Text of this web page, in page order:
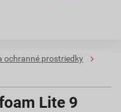
ochranné prostriedky
Lite 9